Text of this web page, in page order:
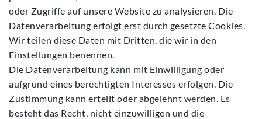
Kontakt
Vertrag widerrufen
Folgen Sie Uns
oder Zugriffe auf unsere Website zu analysieren. Die
Datenverarbeitung erfolgt erst durch gesetzte Cookies.
Wir teilen diese Daten mit Dritten, die wir in den
Einstellungen benennen.
Die Datenverarbeitung kann mit Einwilligung oder
aufgrund eines berechtigten Interesses erfolgen. Die
Zustimmung kann erteilt oder abgelehnt werden. Es
besteht das Recht, nicht einzuwilligen und die